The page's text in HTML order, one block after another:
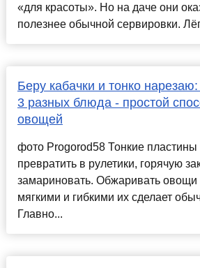
«для красоты». Но на даче они
полезнее обычной сервировки.
Беру кабачки и тонко
3 разных блюда - простой
овощей
фото Progorod58 Тонкие
превратить в рулетики, горячую
замариновать. Обжаривать овощи
мягкими и гибкими их сделает
Главно...